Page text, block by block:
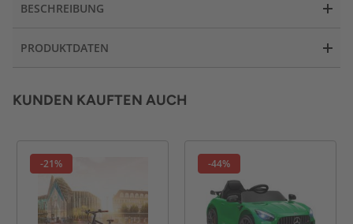
BESCHREIBUNG
PRODUKTDATEN
KUNDEN KAUFTEN AUCH
-21% -44%